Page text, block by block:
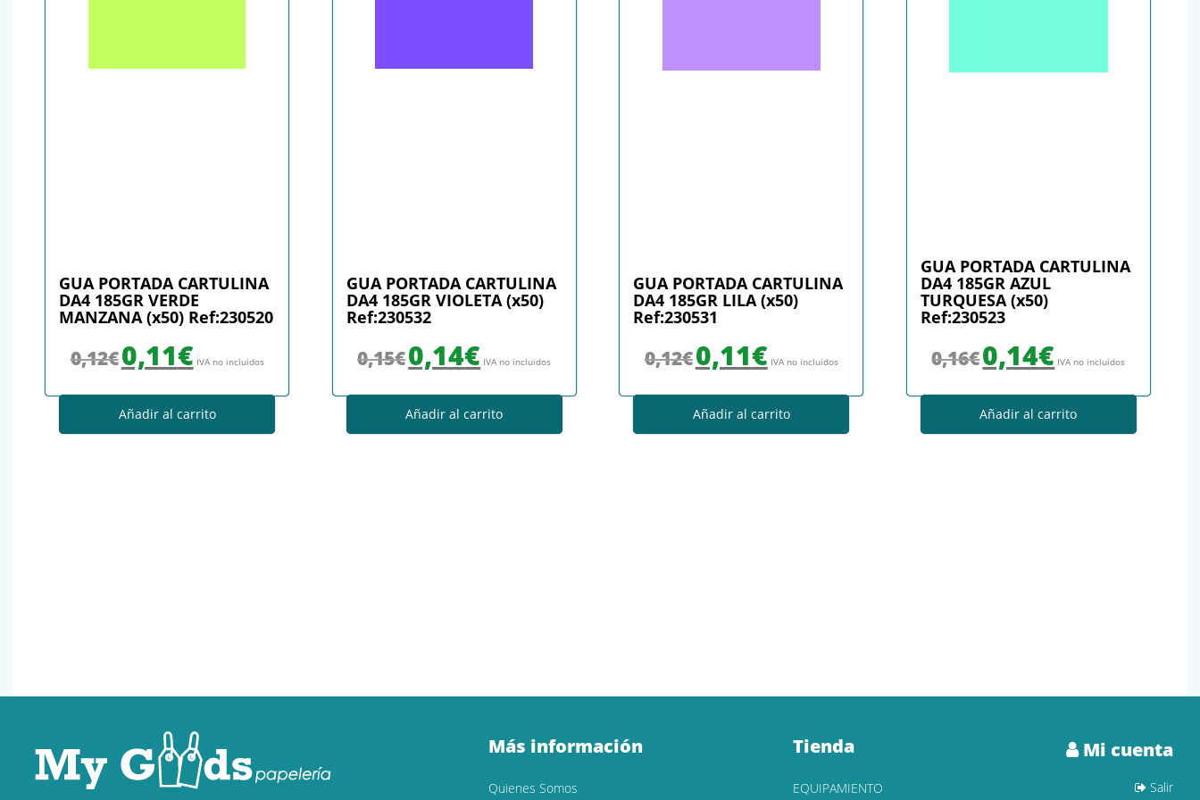
GUA PORTADA CARTULINA
DA4 185GR VERDE
MANZANA (x50) Ref:230520
0,12€0,11€ IVA no incluidos
Añadir al carrito
GUA PORTADA CARTULINA
DA4 185GR VIOLETA (x50)
Ref:230532
0,15€0,14€ IVA no incluidos
Añadir al carrito
GUA PORTADA CARTULINA
DA4 185GR LILA (x50)
Ref:230531
0,12€0,11€ IVA no incluidos
Añadir al carrito
GUA PORTADA CARTULINA
DA4 185GR AZUL
TURQUESA (x50)
Ref:230523
0,16€0,14€ IVA no incluidos
Añadir al carrito
Más información
Quienes Somos
Tienda
EQUIPAMIENTO
Mi cuenta
Salir